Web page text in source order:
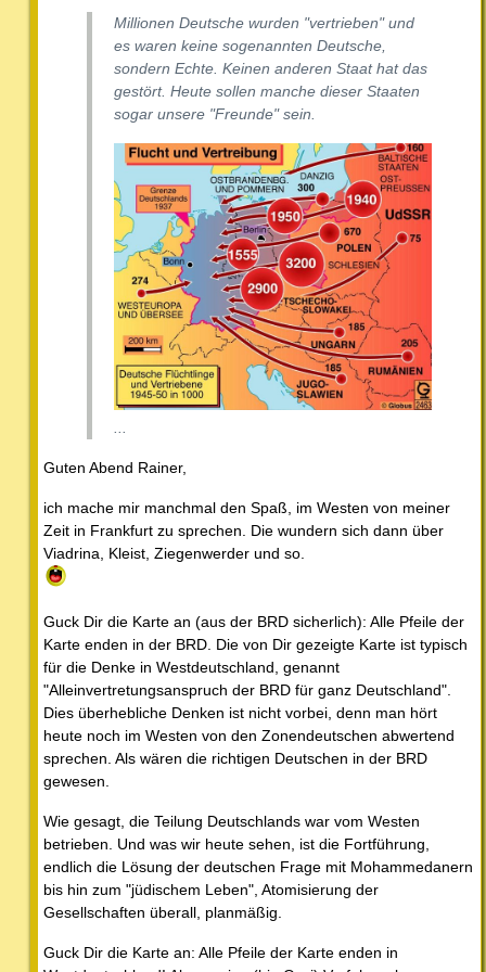
Millionen Deutsche wurden "vertrieben" und
es waren keine sogenannten Deutsche,
sondern Echte. Keinen anderen Staat hat das
gestört. Heute sollen manche dieser Staaten
sogar unsere "Freunde" sein.
Guten Abend Rainer,
ich mache mir manchmal den Spaß, im Westen von meiner
Zeit in Frankfurt zu sprechen. Die wundern sich dann über
Viadrina, Kleist, Ziegenwerder und so.
Guck Dir die Karte an (aus der BRD sicherlich): Alle Pfeile der
Karte enden in der BRD. Die von Dir gezeigte Karte ist typisch
für die Denke in Westdeutschland, genannt
"Alleinvertretungsanspruch der BRD für ganz Deutschland".
Dies überhebliche Denken ist nicht vorbei, denn man hört
heute noch im Westen von den Zonendeutschen abwertend
sprechen. Als wären die richtigen Deutschen in der BRD
gewesen.
Wie gesagt, die Teilung Deutschlands war vom Westen
betrieben. Und was wir heute sehen, ist die Fortführung,
endlich die Lösung der deutschen Frage mit Mohammedanern
bis hin zum "jüdischem Leben", Atomisierung der
Gesellschaften überall, planmäßig.
Guck Dir die Karte an: Alle Pfeile der Karte enden in